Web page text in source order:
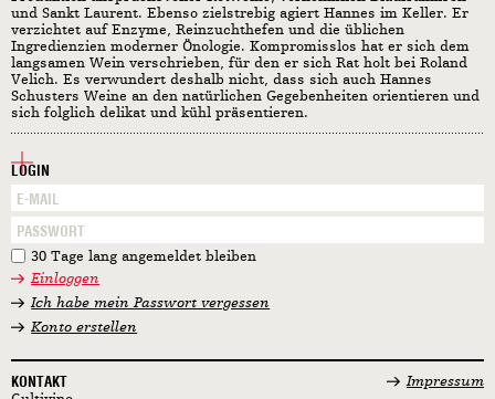
und Sankt Laurent. Ebenso zielstrebig agiert Hannes im Keller. Er
verzichtet auf Enzyme, Reinzuchthefen und die üblichen
Ingredienzien moderner Önologie. Kompromisslos hat er sich dem
langsamen Wein verschrieben, für den er sich Rat holt bei Roland
Velich. Es verwundert deshalb nicht, dass sich auch Hannes
Schusters Weine an den natürlichen Gegebenheiten orientieren und
sich folglich delikat und kühl präsentieren.
LOGIN
30 Tage lang angemeldet bleiben
Einloggen
Ich habe mein Passwort vergessen
Konto erstellen
KONTAKT Impressum